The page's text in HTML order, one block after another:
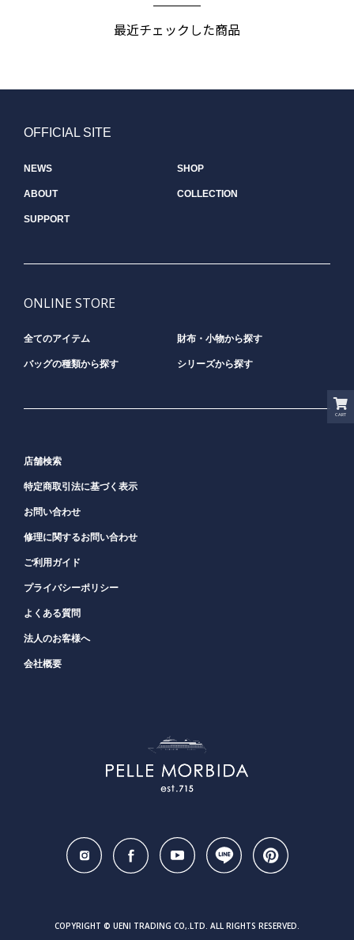
CART
最近チェックした商品
COPYRIGHT © UENI TRADING CO,.LTD. ALL RIGHTS RESERVED.
OFFICIAL SITE
NEWS SHOP
ABOUT COLLECTION
SUPPORT
ONLINE STORE
全てのアイテム 財布・小物から探す
バッグの種類から探す シリーズから探す
店舗検索
特定商取引法に基づく表示
お問い合わせ
修理に関するお問い合わせ
ご利用ガイド
プライバシーポリシー
よくある質問
法人のお客様へ
会社概要